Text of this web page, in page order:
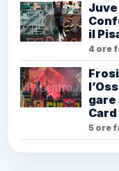
il
4 ore
gare
Card
5 ore